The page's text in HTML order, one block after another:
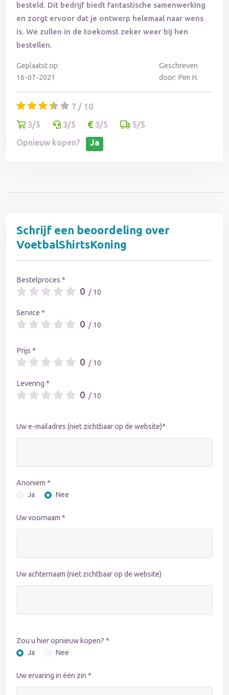
besteld. Dit bedrijf biedt fantastische samenwerking
en zorgt ervoor dat je ontwerp helemaal naar wens
is. We zullen in de toekomst zeker weer bij hen
bestellen.
Geplaatst op:
16-07-2021
Geschreven
door: Pim H.
7 / 10
3/5
3/5 3/5
5/5
Opnieuw kopen?
Ja
Schrijf een beoordeling over
VoetbalShirtsKoning
Bestelproces *
0 / 10
Service *
0 / 10
Prijs *
0 / 10
Levering *
0 / 10
Uw e-mailadres (niet zichtbaar op de website)*
Anoniem *
Ja
Nee
Uw voornaam *
Uw achternaam (niet zichtbaar op de website)
Zou u hier opnieuw kopen? *
Ja
Nee
Uw ervaring in één zin *